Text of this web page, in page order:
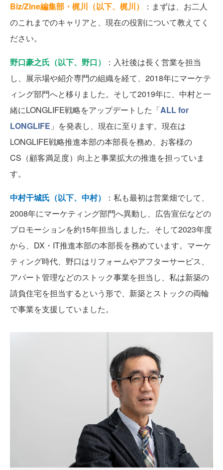
Biz/Zine編集部・梶川（以下、梶川）
：まずは、お二人
のこれまでのキャリアと、現在の役割について教えてく
ださい。
野口豪之氏（以下、野口）
：入社後は長く営業を担当
し、展示場や紹介専門の組織を経て、2018年にマーケテ
ィング部門へと移りました。そして2019年に、中村と一
緒にLONGLIFE戦略をアップデートした「ALL for
LONGLIFE 」を発表し、現在に至ります。現在は
LONGLIFE戦略推進本部の本部長を務め、お客様の
CS（顧客満足度）向上と事業拡大の推進を担っていま
す。
中村干城氏（以下、中村）
：私も最初は営業畑でして、
2008年にマーケティング部門へ異動し、広告宣伝などの
プロモーションを約15年担当しました。そして2023年度
から、DX・IT推進本部の本部長を務めています。マーケ
ティング時代、野口はリフォームやアフターサービス、
アパート管理などのストック事業を担当し、私は新築の
請負住宅を担当するという形で、新築とストックの両輪
で事業を支援していました。